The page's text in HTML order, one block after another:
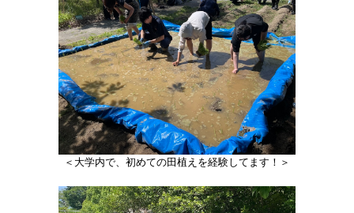
​＜大学内で、初めての田植えを経験してます！＞